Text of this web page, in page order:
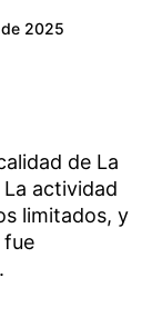
2025
de La
actividad
limitados, y
fue